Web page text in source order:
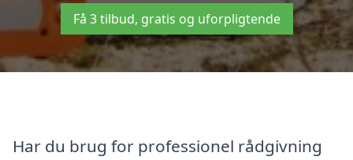
Få 3 tilbud, gratis og uforpligtende
Har du brug for professionel rådgivning